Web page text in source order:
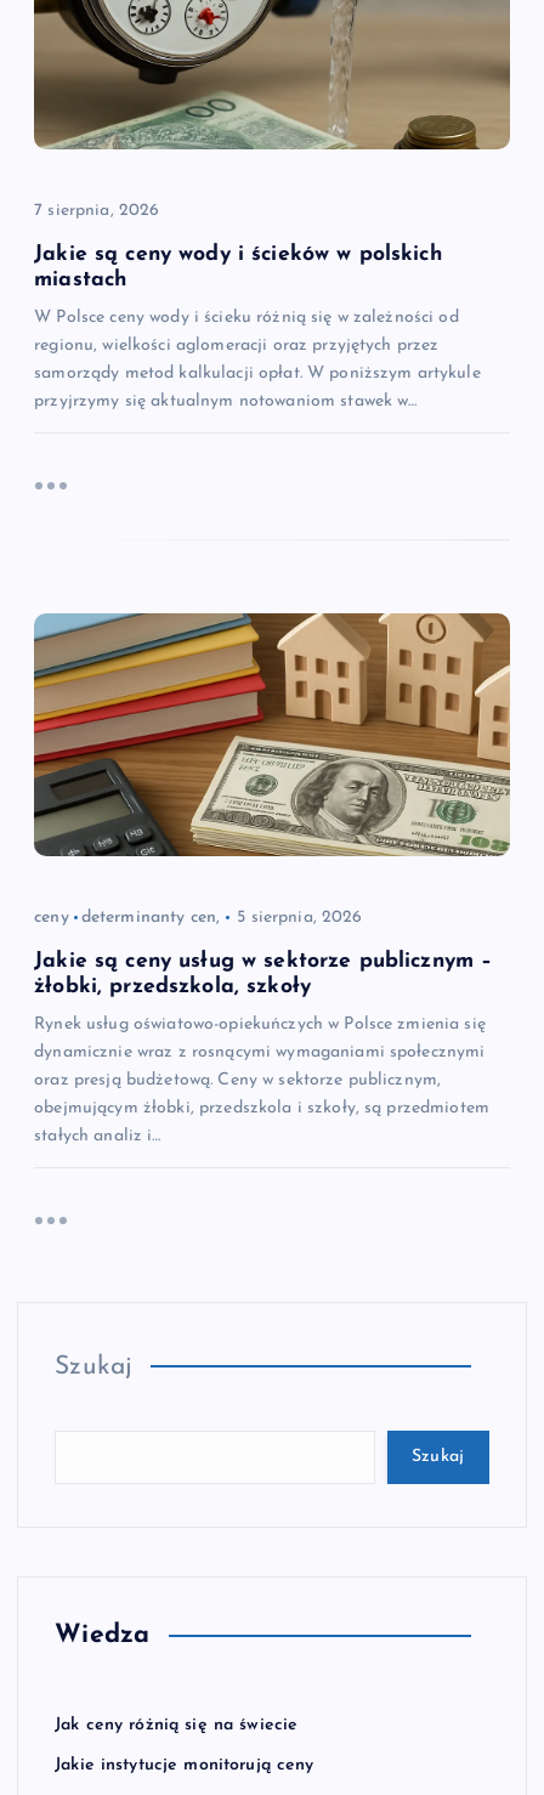
7 sierpnia, 2026
Jakie są ceny wody i ścieków w polskich
miastach
W Polsce ceny wody i ścieku różnią się w zależności od
regionu, wielkości aglomeracji oraz przyjętych przez
samorządy metod kalkulacji opłat. W poniższym artykule
przyjrzymy się aktualnym notowaniom stawek w…
ceny determinanty cen, 5 sierpnia, 2026
Jakie są ceny usług w sektorze publicznym –
żłobki, przedszkola, szkoły
Rynek usług oświatowo-opiekuńczych w Polsce zmienia się
dynamicznie wraz z rosnącymi wymaganiami społecznymi
oraz presją budżetową. Ceny w sektorze publicznym,
obejmującym żłobki, przedszkola i szkoły, są przedmiotem
stałych analiz i…
Szukaj
Szukaj
Wiedza
Jak ceny różnią się na świecie
Jakie instytucje monitorują ceny